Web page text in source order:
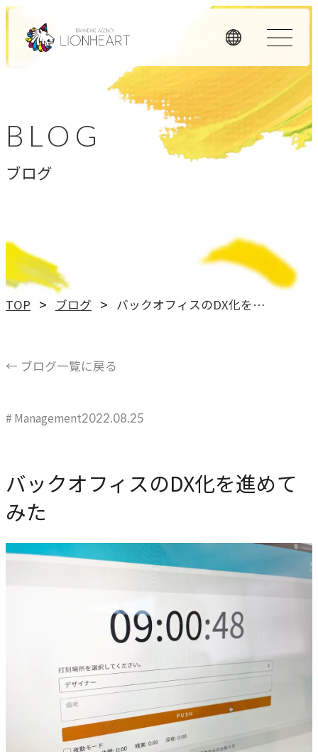
私たちの独自性
私たちは独自のメソッドと理念経営、そして顧客体験を重
視したアプローチで、お客様のビジネスに価値を提供しま
理念経営
ブランディングからマーケティング、組織支援、実行までを
一貫して支援します。
ブランド構築支援
マーケティング支援
専門性で戦略をかたちにする
人と​組織の​価値共創支援
中期経営計画から人事を設計する
実行エンジン
BLOG
ブログ
TOP ブログ バックオフィスのDX化を進めてみた
← ブログ一覧に戻る
# Management2022.08.25
バックオフィスのDX化を進めて
みた